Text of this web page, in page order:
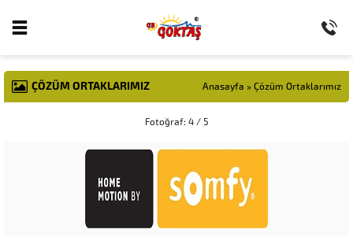
ÇÖZÜM ORTAKLARIMIZ Anasayfa » Çözüm Ortaklarımız
Fotoğraf: 4 / 5